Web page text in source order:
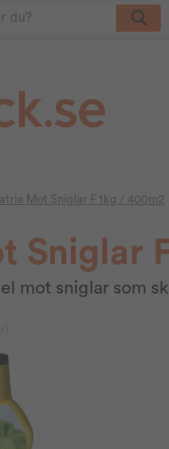
Mot Sniglar F 1kg / 400m2
Sniglar
mot sniglar som